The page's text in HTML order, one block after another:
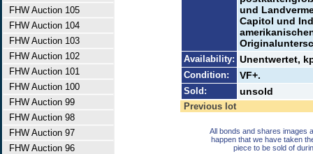
FHW Auction 105
FHW Auction 104
FHW Auction 103
FHW Auction 102
FHW Auction 101
FHW Auction 100
FHW Auction 99
FHW Auction 98
FHW Auction 97
FHW Auction 96
und
Capitol und
Availability: Unentwertet,
Condition: VF+.
Sold: unsold
Previous lot
All bonds and shares images
happen that we have taken
piece to be sold of